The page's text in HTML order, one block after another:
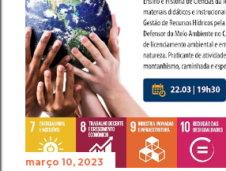
março 10, 2023